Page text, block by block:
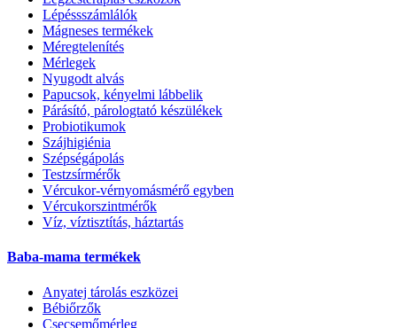
Lépéssszámlálók
Mágneses termékek
Méregtelenítés
Mérlegek
Nyugodt alvás
Papucsok, kényelmi lábbelik
Párásító, párologtató készülékek
Probiotikumok
Szájhigiénia
Szépségápolás
Testzsírmérők
Vércukor-vérnyomásmérő egyben
Vércukorszintmérők
Víz, víztisztítás, háztartás
Baba-mama termékek
Anyatej tárolás eszközei
Bébiőrzők
Csecsemőmérleg